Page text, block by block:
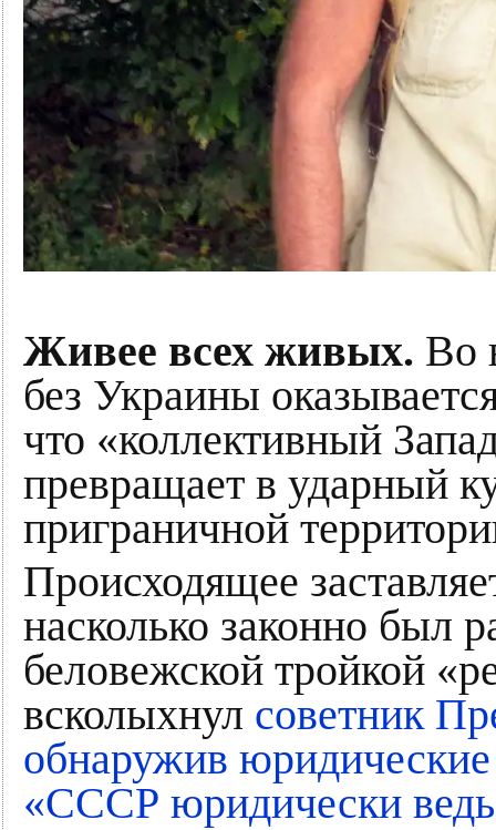
Живее всех живых. Во
без Украины
что «коллективный
превращает в ударный
приграничной
Происходящее
насколько законно был
беловежской тройкой
всколыхнул советник
обнаружив
«СССР юридически ведь